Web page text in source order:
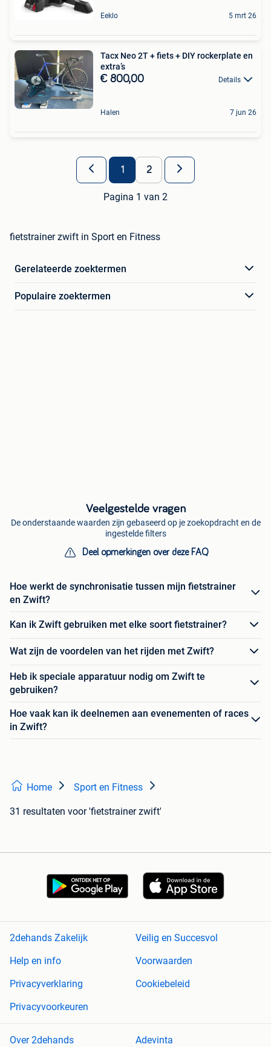
Eeklo 5 mrt 26
Tacx Neo 2T + fiets + DIY rockerplate en
extra’s
€ 800,00 Details
Halen 7 jun 26
1 2
Pagina 1 van 2
fietstrainer zwift in Sport en Fitness
Gerelateerde zoektermen
Populaire zoektermen
Veelgestelde vragen
De onderstaande waarden zijn gebaseerd op je zoekopdracht en de
ingestelde filters
Deel opmerkingen over deze FAQ
Hoe werkt de synchronisatie tussen mijn fietstrainer
en Zwift?
Kan ik Zwift gebruiken met elke soort fietstrainer?
Wat zijn de voordelen van het rijden met Zwift?
Heb ik speciale apparatuur nodig om Zwift te
gebruiken?
Hoe vaak kan ik deelnemen aan evenementen of races
in Zwift?
Home Sport en Fitness
31 resultaten voor 'fietstrainer zwift'
2dehands Zakelijk
Veilig en Succesvol
Help en info
Voorwaarden
Privacyverklaring
Cookiebeleid
Privacyvoorkeuren
Over 2dehands Adevinta